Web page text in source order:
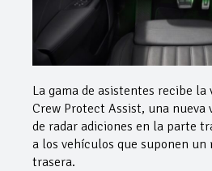
La gama de asistentes recibe la
Crew Protect Assist, una nueva
de radar adiciones en la parte
a los vehículos que suponen un
trasera.